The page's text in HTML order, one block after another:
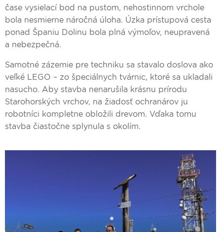
čase vysielací bod na pustom, nehostinnom vrchole
bola nesmierne náročná úloha. Úzka prístupová cesta
ponad Španiu Dolinu bola plná výmoľov, neupravená
a nebezpečná.
Samotné zázemie pre techniku sa stavalo doslova ako
veľké LEGO – zo špeciálnych tvárnic, ktoré sa ukladali
nasucho. Aby stavba nenarušila krásnu prírodu
Starohorských vrchov, na žiadosť ochranárov ju
robotníci kompletne obložili drevom. Vďaka tomu
stavba čiastočne splynula s okolím.